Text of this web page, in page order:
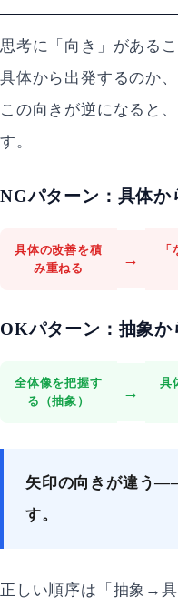
思考に「向き」がある
具体から出発するのか
この向きが逆になると
す。
NGパターン：具体か
具体の改善を積
み重ねる
→
OKパターン：抽象か
全体像を把握す
る（抽象）
→
具
矢印の向きが違う
す。
正しい順序は「抽象→具